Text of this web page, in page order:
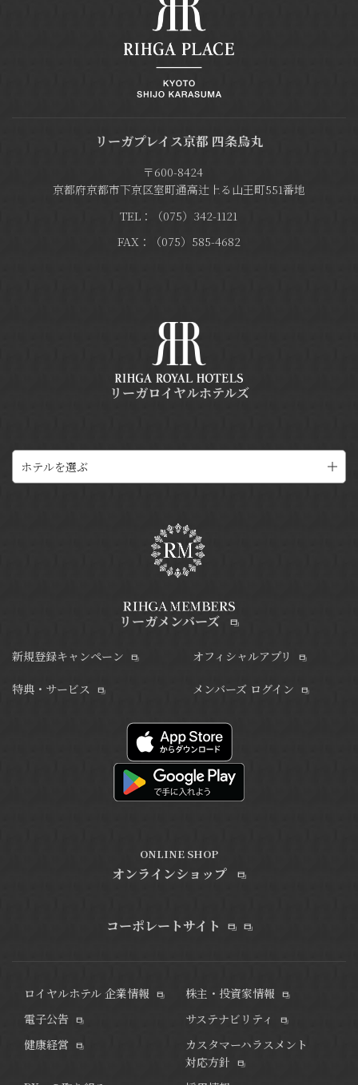
リーガプレイス京都 四条烏丸
〒600-8424
京都府京都市下京区室町通高辻上る山王町551番地
TEL：（075）342-1121
FAX：（075）585-4682
リーガロイヤルホテルズ
ホテルを選ぶ
リーガメンバーズ
新規登録キャンペーン
特典・サービス
オフィシャルアプリ
メンバーズ ログイン
ONLINE SHOP
オンラインショップ
コーポレートサイト
ロイヤルホテル 企業情報
株主・投資家情報
電子公告
サステナビリティ
健康経営
カスタマーハラスメント
対応方針